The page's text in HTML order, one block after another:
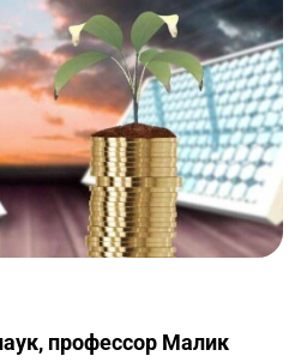
профессор Малик